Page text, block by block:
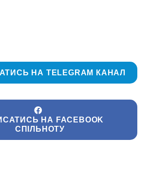
НА TELEGRAM КАНАЛ
НА FACEBOOK
СПІЛЬНОТУ